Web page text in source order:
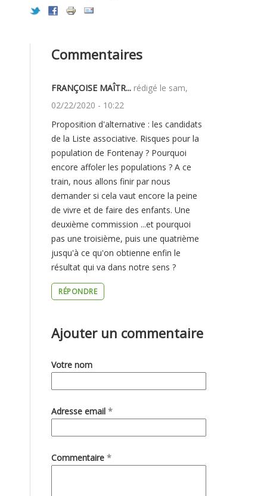
Commentaires
FRANÇOISE MAÎTR... rédigé le sam,
02/22/2020 - 10:22
PROPOSITION
D'ALTERNATIVE
Proposition d'alternative : les candidats
de la Liste associative. Risques pour la
population de Fontenay ? Pourquoi
encore affoler les populations ? A ce
train, nous allons finir par nous
demander si cela vaut encore la peine
de vivre et de faire des enfants. Une
deuxième commission ...et pourquoi
pas une troisième, puis une quatrième
jusqu'à ce qu'on obtienne enfin le
résultat qui va dans notre sens ?
RÉPONDRE
Ajouter un commentaire
Votre nom
Adresse email *
Commentaire *